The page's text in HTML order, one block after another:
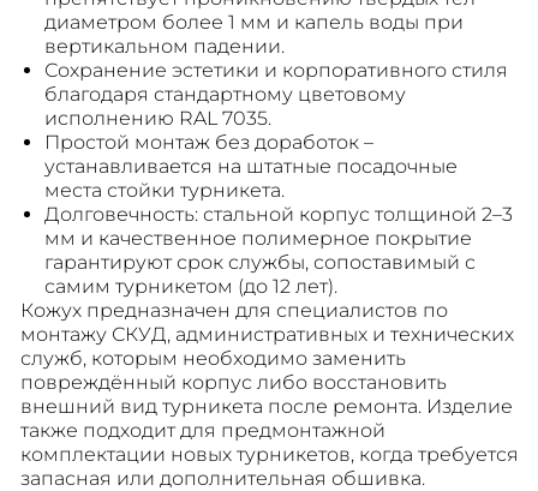
диаметром более 1 мм и капель воды при
вертикальном падении.
Сохранение эстетики и корпоративного стиля
благодаря стандартному цветовому
исполнению RAL 7035.
Простой монтаж без доработок –
устанавливается на штатные посадочные
места стойки турникета.
Долговечность: стальной корпус толщиной 2–3
мм и качественное полимерное покрытие
гарантируют срок службы, сопоставимый с
самим турникетом (до 12 лет).
Кожух предназначен для специалистов по
монтажу СКУД, административных и технических
служб, которым необходимо заменить
повреждённый корпус либо восстановить
внешний вид турникета после ремонта. Изделие
также подходит для предмонтажной
комплектации новых турникетов, когда требуется
запасная или дополнительная обшивка.